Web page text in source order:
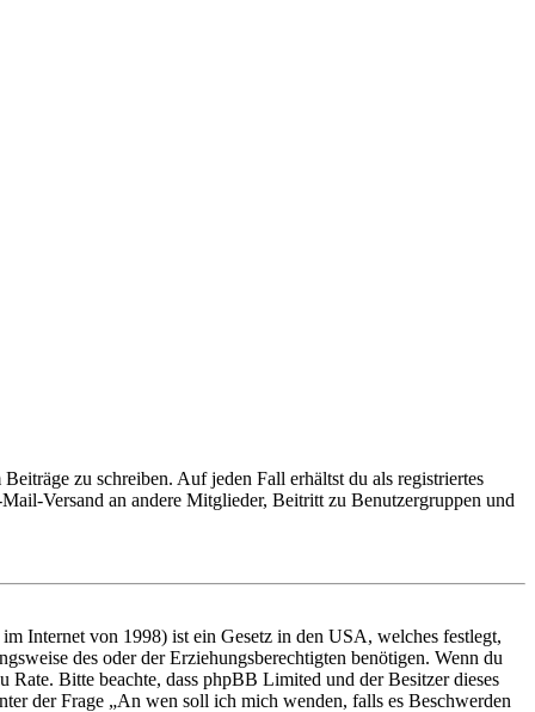
zu schreiben. Auf jeden Fall erhältst du als registriertes
Versand an andere Mitglieder, Beitritt zu Benutzergruppen und
Internet von 1998) ist ein Gesetz in den USA, welches festlegt,
des oder der Erziehungsberechtigten benötigen. Wenn du
Bitte beachte, dass phpBB Limited und der Besitzer dieses
der Frage „An wen soll ich mich wenden, falls es Beschwerden